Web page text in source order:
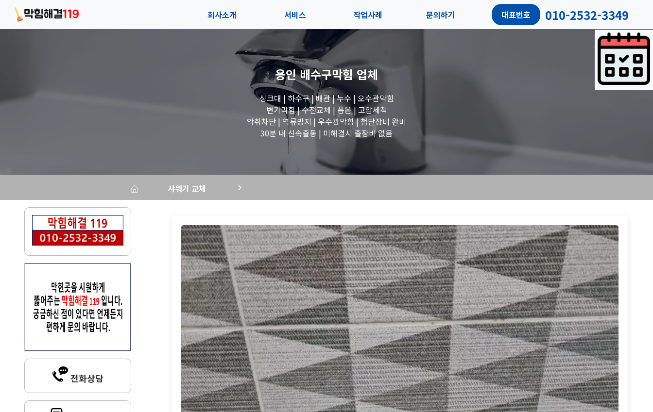
회사소개 서비스
솔루션
블로그
작업사례
세면대 작업
변기 작업
욕조 작업
하수구 작업
문의하기 대표번호 010-2532-3349
용인 배수구막힘업체
싱크대 | 하수구 | 배관 | 누수 | 오수관막힘
변기막힘 | 수전교체 | 폽옵 | 고압세척
악취차단 | 역류방지 | 우수관막힘 | 첨단장비 완비
30분 내 신속출동 | 미해결시 출장비 없음
샤워기 교체
전화상담